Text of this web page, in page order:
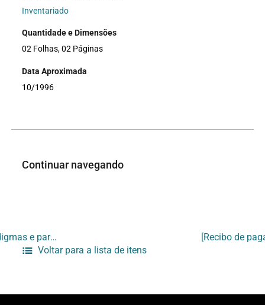
Inventariado
Quantidade e Dimensões
02 Folhas, 02 Páginas
Data Aproximada
10/1996
Continuar navegando
[Relatórios do ciclo Memórias contemporâneas: a borda da perplexidade – Paradigmas e paradoxo na ciência contemporânea]
Voltar para a lista de itens